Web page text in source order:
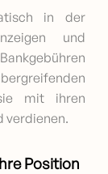
in der
und
mit ihren
verdienen.
Position